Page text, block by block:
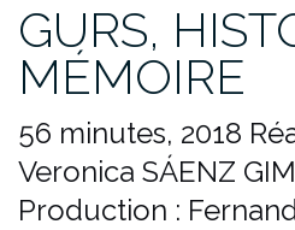
GURS,
MÉMOIRE
56 minutes, 2018
Veronica SÁENZ
Production :